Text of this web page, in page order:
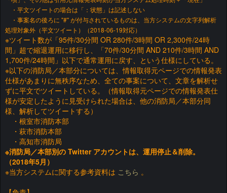
・平文ツイートの場合は「：状態」は記述しない
・事案名の後ろに "#" が付与されているものは、当方システムの文字列解析
処理対象外（平文ツイート）（2018-06-19対応）
※ツイート数が「95件/30分間 OR 280件/3時間 OR 2,300件/24時
間」超で縮退運用に移行し、「70件/30分間 AND 210件/3時間 AND
1,700件/24時間」以下で通常運用に戻す、という仕様にしている。
※以下の消防局／本部分については、情報取得元ページでの情報発表
仕様があまりに無秩序なため、全ての事案について、文章を解析せ
ずに平文でツイートしている。（情報取得元ページでの情報発表仕
様が安定したように見受けられた場合は、他の消防局／本部分同
様、解析してツイートする）
・根室市消防本部
・萩市消防本部
・高知市消防局
※消防局／本部別の Twitter アカウントは、運用停止＆削除。
（2018年5月）
※当方システムに関する参考資料は こちら 。